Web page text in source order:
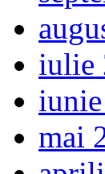
iulie
mai